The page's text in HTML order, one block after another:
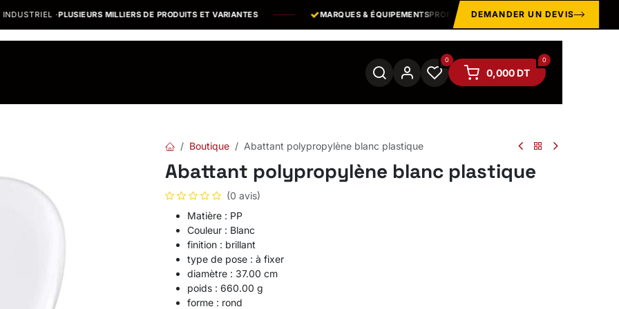
·PLUSIEURS MILLIERS DE PRODUITS ET VARIANTES MARQUES & ÉQUIPEMENTSPROFESSIONNELS EPI ·
DEMANDER UN DEVIS
0 0
0,000DT
Boutique Abattant polypropylène blanc plastique
Abattant polypropylène blanc plastique
(0 avis)
Matière : PP
Couleur : Blanc
finition : brillant
type de pose : à fixer
diamètre : 37.00 cm
poids : 660.00 g
forme : rond